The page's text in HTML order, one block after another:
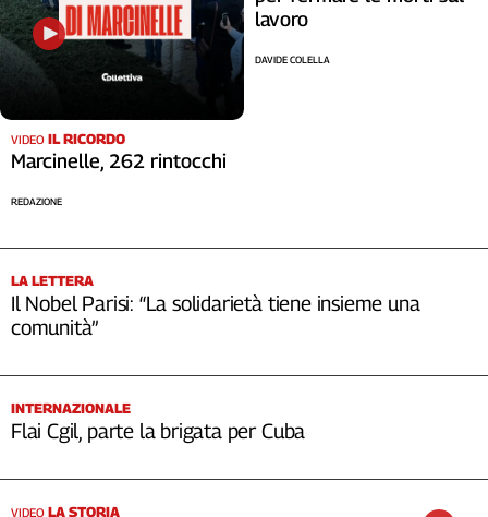
VIDEO IL RICORDO
Marcinelle, 262 rintocchi
REDAZIONE
lavoro
DAVIDE COLELLA
LA LETTERA
Il Nobel Parisi: “La solidarietà tiene insieme una
comunità”
INTERNAZIONALE
Flai Cgil, parte la brigata per Cuba
VIDEO LA STORIA